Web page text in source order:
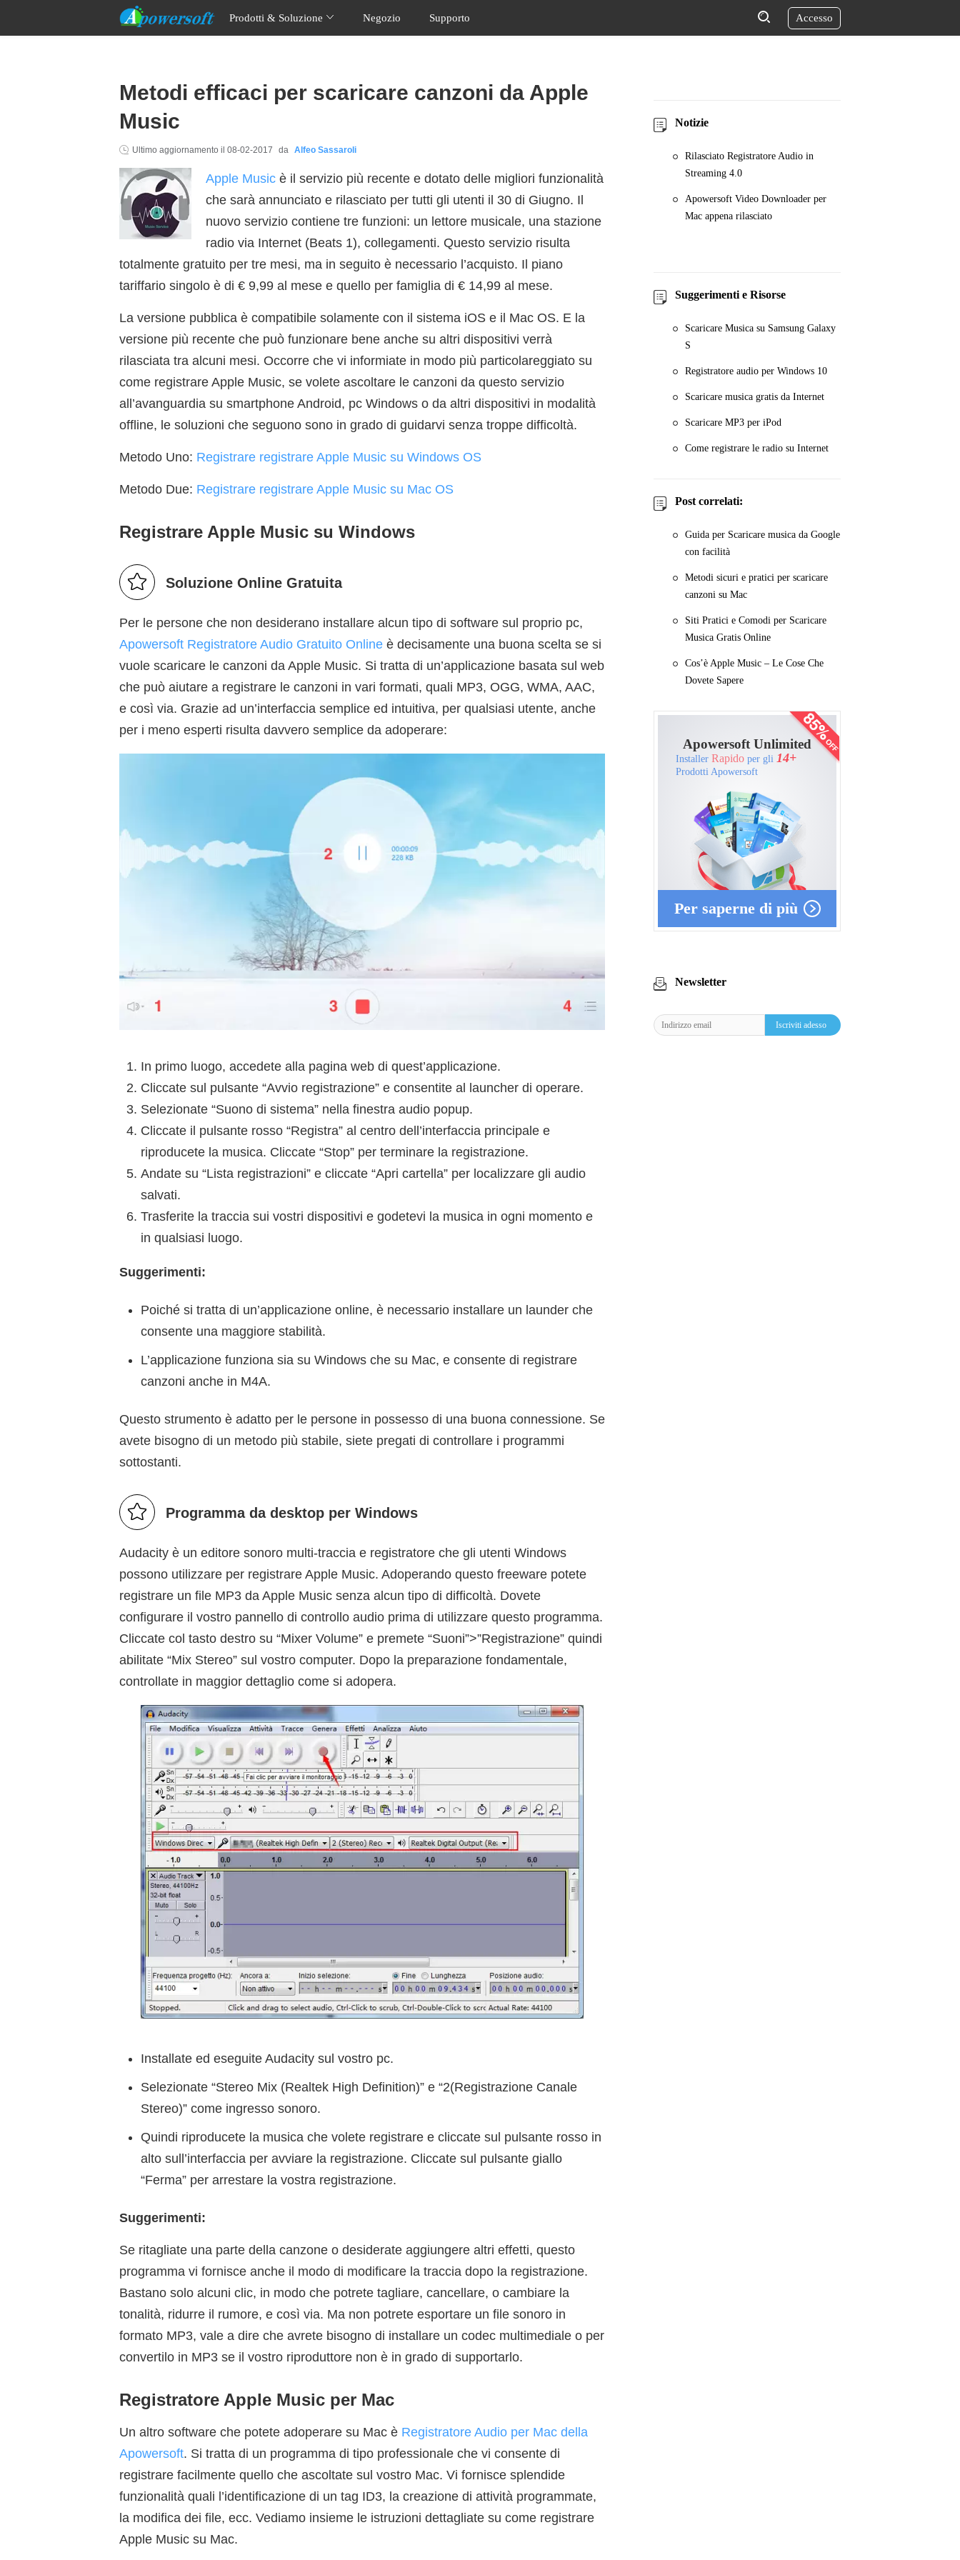
Prodotti & Soluzione Negozio Supporto Accesso
Metodi efficaci per scaricare canzoni da Apple
Music
Ultimo aggiornamento il 08-02-2017 da Alfeo Sassaroli
Apple Music è il servizio più recente e dotato delle migliori funzionalità
che sarà annunciato e rilasciato per tutti gli utenti il 30 di Giugno. Il
nuovo servizio contiene tre funzioni: un lettore musicale, una stazione
radio via Internet (Beats 1), collegamenti. Questo servizio risulta
totalmente gratuito per tre mesi, ma in seguito è necessario l’acquisto. Il piano
tariffario singolo è di € 9,99 al mese e quello per famiglia di € 14,99 al mese.
La versione pubblica è compatibile solamente con il sistema iOS e il Mac OS. E la
versione più recente che può funzionare bene anche su altri dispositivi verrà
rilasciata tra alcuni mesi. Occorre che vi informiate in modo più particolareggiato su
come registrare Apple Music, se volete ascoltare le canzoni da questo servizio
all’avanguardia su smartphone Android, pc Windows o da altri dispositivi in modalità
offline, le soluzioni che seguono sono in grado di guidarvi senza troppe difficoltà.
Metodo Uno: Registrare registrare Apple Music su Windows OS
Metodo Due: Registrare registrare Apple Music su Mac OS
Registrare Apple Music su Windows
Soluzione Online Gratuita
Per le persone che non desiderano installare alcun tipo di software sul proprio pc,
Apowersoft Registratore Audio Gratuito Online è decisamente una buona scelta se si
vuole scaricare le canzoni da Apple Music. Si tratta di un’applicazione basata sul web
che può aiutare a registrare le canzoni in vari formati, quali MP3, OGG, WMA, AAC,
e così via. Grazie ad un’interfaccia semplice ed intuitiva, per qualsiasi utente, anche
per i meno esperti risulta davvero semplice da adoperare:
In primo luogo, accedete alla pagina web di quest’applicazione.
Cliccate sul pulsante “Avvio registrazione” e consentite al launcher di operare.
Selezionate “Suono di sistema” nella finestra audio popup.
Cliccate il pulsante rosso “Registra” al centro dell’interfaccia principale e
riproducete la musica. Cliccate “Stop” per terminare la registrazione.
Andate su “Lista registrazioni” e cliccate “Apri cartella” per localizzare gli audio
salvati.
Trasferite la traccia sui vostri dispositivi e godetevi la musica in ogni momento e
in qualsiasi luogo.
Suggerimenti:
Poiché si tratta di un’applicazione online, è necessario installare un launder che
consente una maggiore stabilità.
L’applicazione funziona sia su Windows che su Mac, e consente di registrare
canzoni anche in M4A.
Questo strumento è adatto per le persone in possesso di una buona connessione. Se
avete bisogno di un metodo più stabile, siete pregati di controllare i programmi
sottostanti.
Programma da desktop per Windows
Audacity è un editore sonoro multi-traccia e registratore che gli utenti Windows
possono utilizzare per registrare Apple Music. Adoperando questo freeware potete
registrare un file MP3 da Apple Music senza alcun tipo di difficoltà. Dovete
configurare il vostro pannello di controllo audio prima di utilizzare questo programma.
Cliccate col tasto destro su “Mixer Volume” e premete “Suoni”>”Registrazione” quindi
abilitate “Mix Stereo” sul vostro computer. Dopo la preparazione fondamentale,
controllate in maggior dettaglio come si adopera.
Installate ed eseguite Audacity sul vostro pc.
Selezionate “Stereo Mix (Realtek High Definition)” e “2(Registrazione Canale
Stereo)” come ingresso sonoro.
Quindi riproducete la musica che volete registrare e cliccate sul pulsante rosso in
alto sull’interfaccia per avviare la registrazione. Cliccate sul pulsante giallo
“Ferma” per arrestare la vostra registrazione.
Suggerimenti:
Se ritagliate una parte della canzone o desiderate aggiungere altri effetti, questo
programma vi fornisce anche il modo di modificare la traccia dopo la registrazione.
Bastano solo alcuni clic, in modo che potrete tagliare, cancellare, o cambiare la
tonalità, ridurre il rumore, e così via. Ma non potrete esportare un file sonoro in
formato MP3, vale a dire che avrete bisogno di installare un codec multimediale o per
convertilo in MP3 se il vostro riproduttore non è in grado di supportarlo.
Registratore Apple Music per Mac
Un altro software che potete adoperare su Mac è Registratore Audio per Mac della
Apowersoft. Si tratta di un programma di tipo professionale che vi consente di
registrare facilmente quello che ascoltate sul vostro Mac. Vi fornisce splendide
funzionalità quali l’identificazione di un tag ID3, la creazione di attività programmate,
la modifica dei file, ecc. Vediamo insieme le istruzioni dettagliate su come registrare
Apple Music su Mac.
Notizie
Rilasciato Registratore Audio in
Streaming 4.0
Apowersoft Video Downloader per
Mac appena rilasciato
Suggerimenti e Risorse
Scaricare Musica su Samsung Galaxy
S
Registratore audio per Windows 10
Scaricare musica gratis da Internet
Scaricare MP3 per iPod
Come registrare le radio su Internet
Post correlati:
Guida per Scaricare musica da Google
con facilità
Metodi sicuri e pratici per scaricare
canzoni su Mac
Siti Pratici e Comodi per Scaricare
Musica Gratis Online
Cos’è Apple Music – Le Cose Che
Dovete Sapere
Per saperne di più
Apowersoft Unlimited
Installer Rapido per gli 14+
Prodotti Apowersoft
Newsletter
Iscriviti adesso